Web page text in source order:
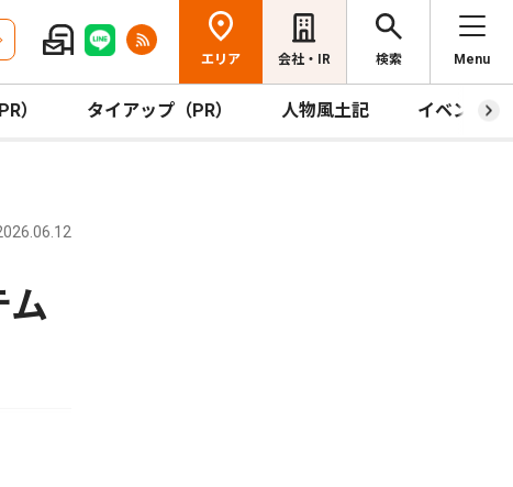
エリア 会社・IR 検索 Menu
） タイアップ（PR） 人物風土記 イベント
ム